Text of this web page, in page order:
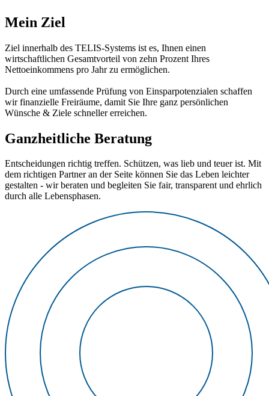
Mein Ziel
Ziel innerhalb des TELIS-Systems ist es, Ihnen einen
wirtschaftlichen Gesamtvorteil von zehn Prozent Ihres
Nettoeinkommens pro Jahr zu ermöglichen.
Durch eine umfassende Prüfung von Einsparpotenzialen schaffen
wir finanzielle Freiräume, damit Sie Ihre ganz persönlichen
Wünsche & Ziele schneller erreichen.
Ganzheitliche Beratung
Entscheidungen richtig treffen. Schützen, was lieb und teuer ist. Mit
dem richtigen Partner an der Seite können Sie das Leben leichter
gestalten - wir beraten und begleiten Sie fair, transparent und ehrlich
durch alle Lebensphasen.